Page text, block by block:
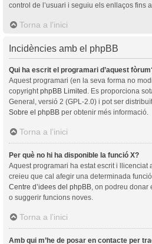
control de l’usuari i seguiu els enllaços fins
Torna a l’inici
Incidències amb el phpBB
Qui ha escrit el programari d’aquest
Aquest programari (en la seva forma no
copyright phpBB Limited . Es proporciona
General, versió 2 (GPL-2.0) i pot ser
Sobre el phpBB per obtenir més informació.
Torna a l’inici
Per què no hi ha disponible la funció X?
Aquest programari ha estat escrit i llicenciat
creieu que cal afegir una determinada
Centre d’idees del phpBB , on podreu
o suggerir funcions noves.
Torna a l’inici
Amb qui m’he de posar en contacte per